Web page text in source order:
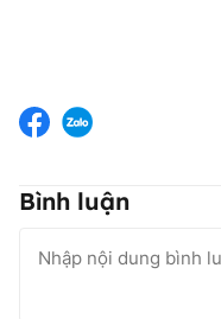
Bình luận